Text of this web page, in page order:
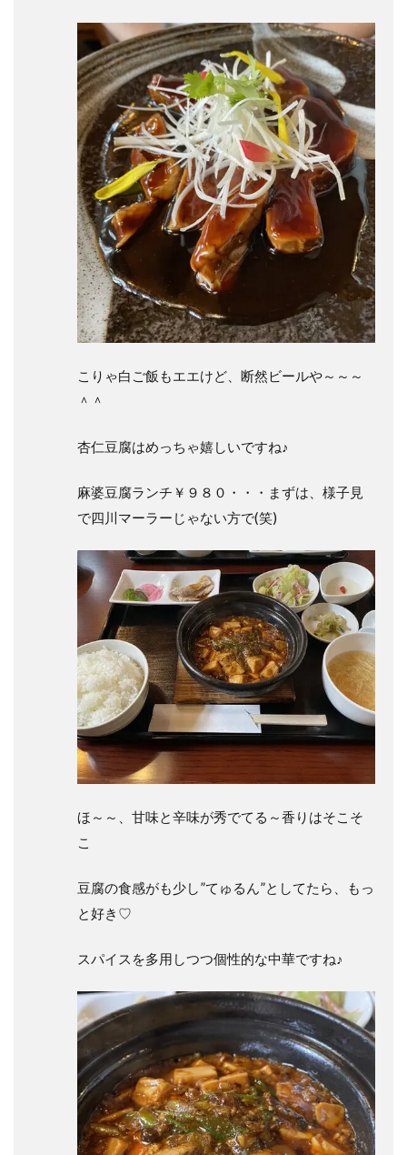
こりゃ白ご飯もエエけど、断然ビールや～～～
＾＾
杏仁豆腐はめっちゃ嬉しいですね♪
麻婆豆腐ランチ￥９８０・・・まずは、様子見
で四川マーラーじゃない方で(笑)
ほ～～、甘味と辛味が秀でてる～香りはそこそ
こ
豆腐の食感がも少し”てゅるん”としてたら、もっ
と好き♡
スパイスを多用しつつ個性的な中華ですね♪